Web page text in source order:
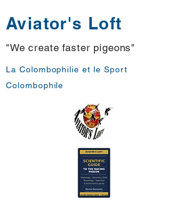
Aviator's Loft
"We create faster pigeons"
La Colombophilie et le Sport
Colombophile